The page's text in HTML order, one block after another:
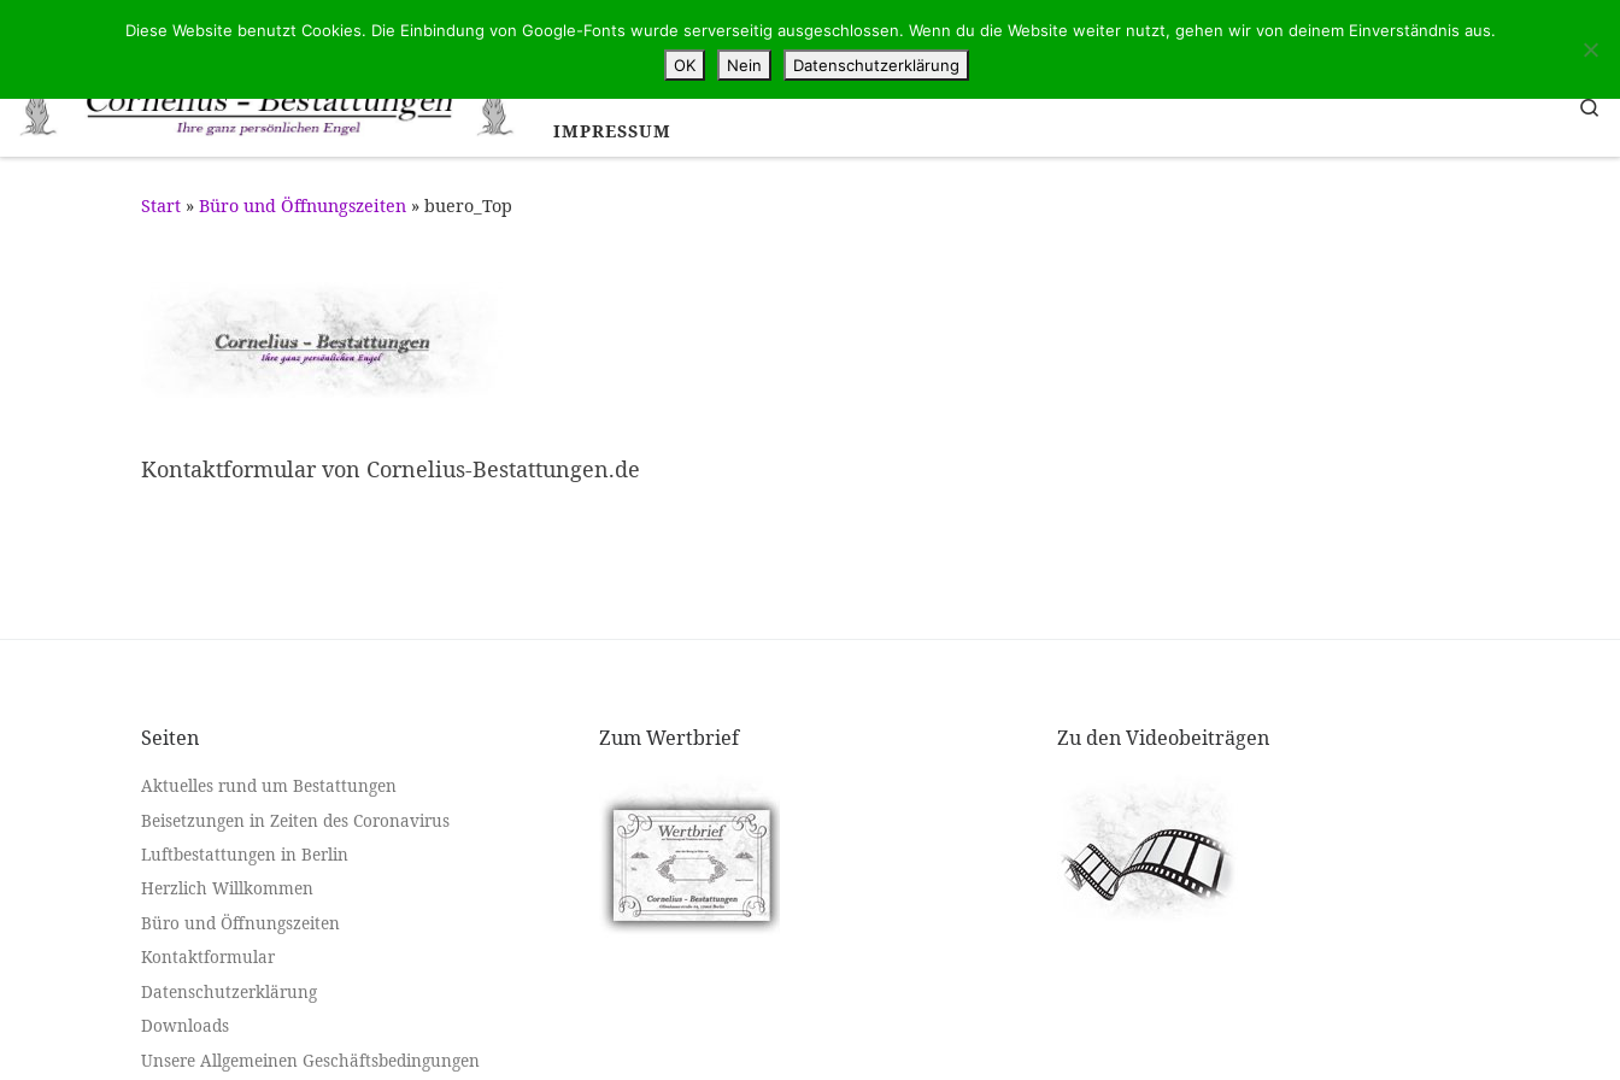
Zum Inhalt springen
HERZLICH WILLKOMMEN BÜRO UND ÖFFNUNGSZEITEN
IMPRESSUM
Start » Büro und Öffnungszeiten » buero_Top
Kontaktformular von Cornelius-Bestattungen.de
Seiten
Aktuelles rund um Bestattungen
Beisetzungen in Zeiten des Coronavirus
Luftbestattungen in Berlin
Herzlich Willkommen
Büro und Öffnungszeiten
Kontaktformular
Datenschutzerklärung
Downloads
Unsere Allgemeinen Geschäftsbedingungen
Zum Wertbrief Zu den Videobeiträgen
Diese Website benutzt Cookies. Die Einbindung von Google-Fonts wurde serverseitig ausgeschlossen. Wenn du die Website weiter nutzt, gehen wir von deinem Einverständnis aus.
OK
Nein Datenschutzerklärung